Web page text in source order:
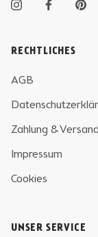
RECHTLICHES
AGB
Zahlung & Versand
Impressum
Cookies
UNSER SERVICE